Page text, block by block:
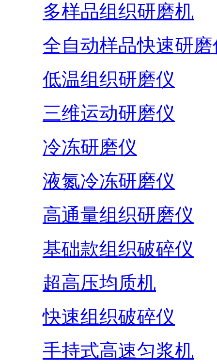
多样品组织研磨机
全自动样品快速研磨
低温组织研磨仪
三维运动研磨仪
冷冻研磨仪
液氮冷冻研磨仪
高通量组织研磨仪
基础款组织破碎仪
超高压均质机
快速组织破碎仪
手持式高速匀浆机